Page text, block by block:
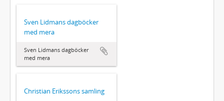
Sven Lidmans dagböcker
med mera
Sven Lidmans dagböcker
med mera
Christian Erikssons samling